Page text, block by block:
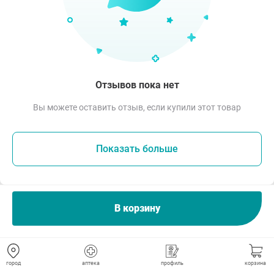
город аптека профиль корзина
В корзину
Отзывов пока нет
Вы можете оставить отзыв, если купили этот товар
Показать больше
Похожие товары